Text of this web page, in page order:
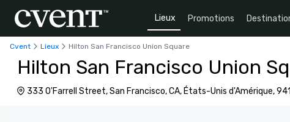
Lieux Promotions
Cvent Lieux Hilton San Francisco Union Square
Hilton San Francisco Union
333 O'Farrell Street, San Francisco, CA, États-Unis d'Amérique,